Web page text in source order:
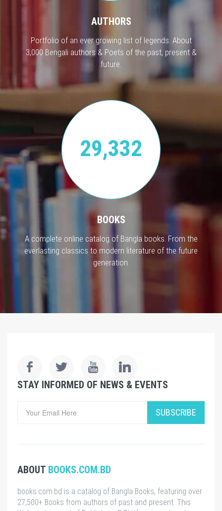
AUTHORS
Portfolio of an ever growing list of legends. About
3,000 Bengali authors & Poets of the past, present &
future.
29,332
BOOKS
A complete online catalog of Bangla books. From the
everlasting classics to modern literature of the future
generation.
STAY INFORMED OF NEWS & EVENTS
SUBSCRIBE
ABOUT BOOKS.COM.BD
books.com.bd is a catalog of Bangla Books, featuring over
27,500+ Books from authors of past and present. This